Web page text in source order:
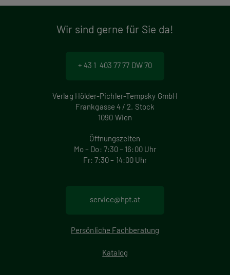
Wir sind gerne für Sie da!
+ 43 1 403 77 77 DW 70
Verlag Hölder-Pichler-Tempsky GmbH
Frankgasse 4 / 2. Stock
1090 Wien
Öffnungszeiten
Mo – Do: 7:30 – 16:00 Uhr
Fr: 7:30 – 14:00 Uhr
service@hpt.at
Persönliche Fachberatung
Katalog